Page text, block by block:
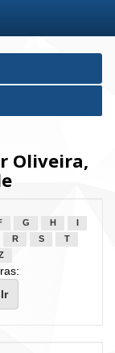
Oliveira,
G H
R S
T